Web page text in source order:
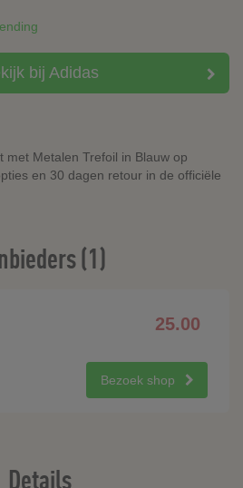
bij Adidas
met Metalen Trefoil in Blauw op
en 30 dagen retour in de officiële
(1)
25.00
Bezoek shop
Details